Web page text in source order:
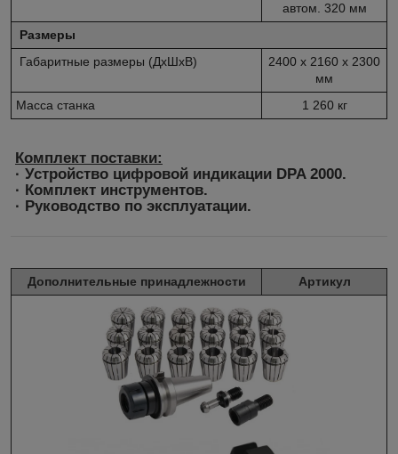
автом. 320 мм
Размеры
Габаритные размеры (ДхШхВ)
2400 х 2160 x 2300
мм
Масса станка
1 260 кг
Комплект поставки:
· Устройство цифровой индикации DPA 2000.
· Комплект инструментов.
· Руководство по эксплуатации.
Дополнительные принадлежности Артикул